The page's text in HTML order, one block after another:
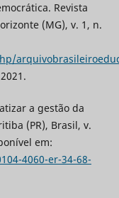
Revista
(MG), v. 1, n.
a gestão da
(PR), Brasil, v.
em:
4060-er-34-68-